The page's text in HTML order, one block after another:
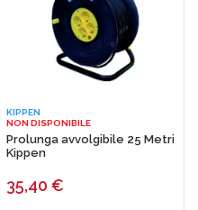
KIPPEN
NON DISPONIBILE
Prolunga avvolgibile 25 Metri
Kippen
35,40 €